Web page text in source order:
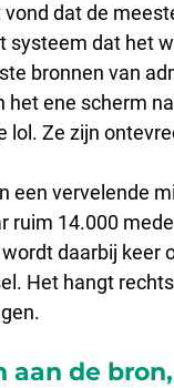
dat de
systeem dat het
bronnen van
ene scherm
lol. Ze zijn
een vervelende
ruim 14.000
daarbij keer
Het hangt
de